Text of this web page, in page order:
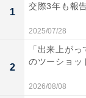
1
交際3年も報
2025/07/28
2
「出来上が
のツーショッ
2026/08/08